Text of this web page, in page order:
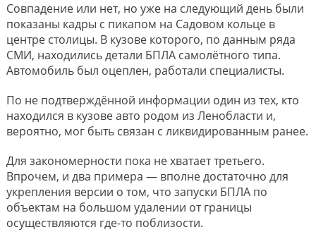
Совпадение или нет, но уже на следующий день были
показаны кадры с пикапом на Садовом кольце в
центре столицы. В кузове которого, по данным ряда
СМИ, находились детали БПЛА самолëтного типа.
Автомобиль был оцеплен, работали специалисты.
По не подтверждённой информации один из тех, кто
находился в кузове авто родом из Ленобласти и,
вероятно, мог быть связан с ликвидированным ранее.
Для закономерности пока не хватает третьего.
Впрочем, и два примера — вполне достаточно для
укрепления версии о том, что запуски БПЛА по
объектам на большом удалении от границы
осуществляются где-то поблизости.